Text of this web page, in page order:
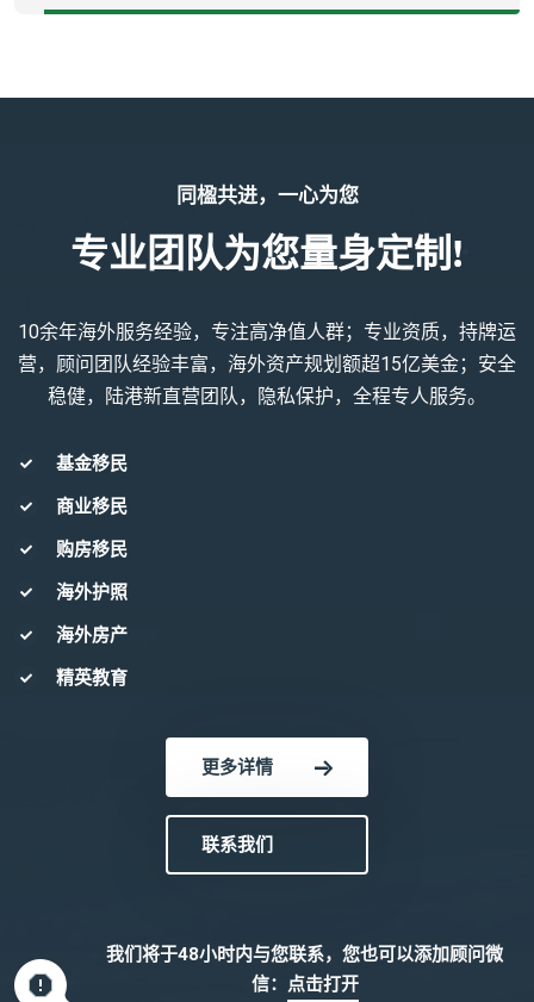
同楹共进，一心为您
专业团队为您量身定制!
10余年海外服务经验，专注高净值人群；专业资质，持牌运
营，顾问团队经验丰富，海外资产规划额超15亿美金；安全
稳健，陆港新直营团队，隐私保护，全程专人服务。
基金移民
商业移民
购房移民
海外护照
海外房产
精英教育
更多详情
联系我们
我们将于48小时内与您联系，您也可以添加顾问微
信： 点击打开